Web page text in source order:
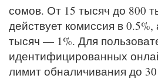
сомов. От 15 тысяч до 800
действует комиссия в
тысяч — 1%. Для
идентифицированных
лимит обналичивания до